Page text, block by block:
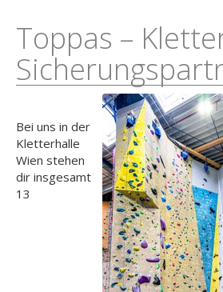
Toppas –
Bei uns in der
Kletterhalle
Wien stehen
dir insgesamt
13